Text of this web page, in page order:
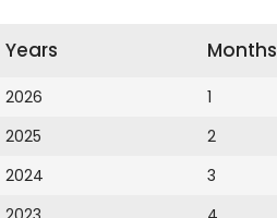
Years
2026
2025
2024
Months
1
2
3